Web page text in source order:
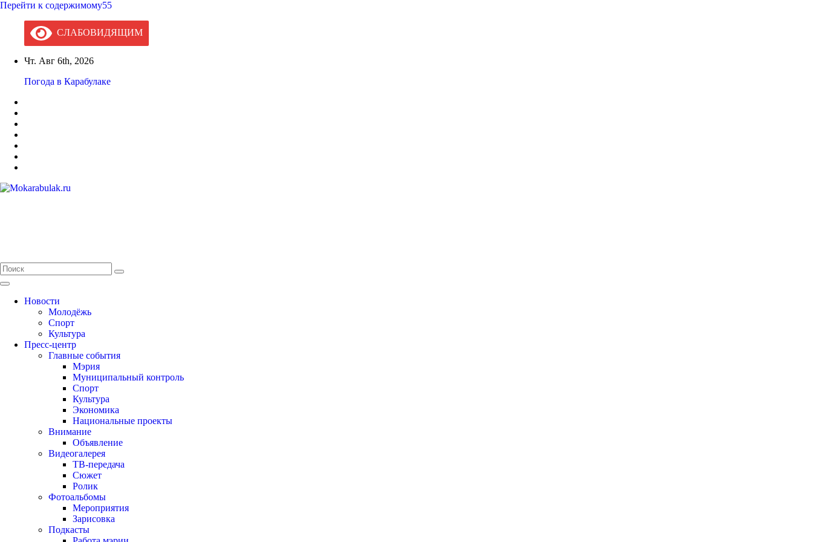
Перейти к содержимому55
СЛАБОВИДЯЩИМ
Чт. Авг 6th, 2026
Погода в Карабулаке
Новости
Молодёжь
Спорт
Культура
Пресс-центр
Главные события
Мэрия
Муниципальный контроль
Спорт
Культура
Экономика
Национальные проекты
Внимание
Объявление
Видеогалерея
ТВ-передача
Сюжет
Ролик
Фотоальбомы
Мероприятия
Зарисовка
Подкасты